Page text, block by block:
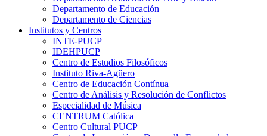
Departamento de Educación
Departamento de Ciencias
Institutos y Centros
INTE-PUCP
IDEHPUCP
Centro de Estudios Filosóficos
Instituto Riva-Agüero
Centro de Educación Contínua
Centro de Análisis y Resolución de Conflictos
Especialidad de Música
CENTRUM Católica
Centro Cultural PUCP